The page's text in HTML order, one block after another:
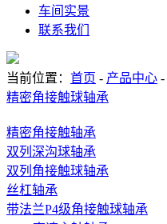
车间实景
联系我们
当前位置： 首页 - 产品中心 -
精密角接触球轴承
精密角接触轴承
双列深沟球轴承
双列角接触球轴承
丝杠轴承
带法兰P4级角接触球轴承